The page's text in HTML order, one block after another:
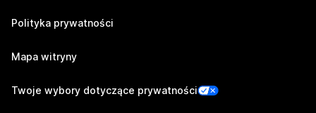
Polityka prywatności
Mapa witryny
Twoje wybory dotyczące prywatności